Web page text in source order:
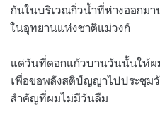
กันในบริเวณกิ่วน้ำที่ห่างออกม
ในอุทยานแห่งชาติแม่วงก์
แด่วันที่ดอกแก้วบานวันนั้นให้
เพื่อขอพลังสติปัญญาไปประชุม
สำคัญที่ผมไม่มีวันลืม